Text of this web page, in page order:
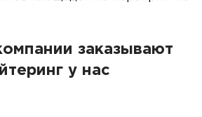
заказывают
у нас